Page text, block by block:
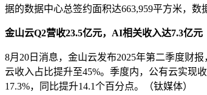
据的数据中心总签约面积达663,959平方米，数
金山云Q2营收23.5亿元，AI相关收入达7.3亿元
8月20日消息，金山云发布2025年第二季度财
云收入占比提升至45%。季度内，公有云实现
17.3%，同比提升14.1个百分点。（钛媒体）